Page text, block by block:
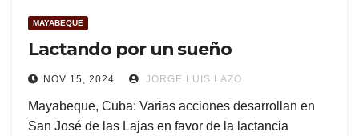
MAYABEQUE
Lactando por un sueño
NOV 15, 2024 JORGE LUIS LAZO
Mayabeque, Cuba: Varias acciones desarrollan en
San José de las Lajas en favor de la lactancia